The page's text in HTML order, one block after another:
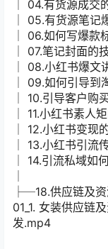
│ 04.有货源成交
│ 05.有货源笔记
│ 06.如何写爆款
│ 07.笔记封面的
│ 08.小红书爆文
│ 09.如何引导到
│ 10.引导客户购
│ 11.小红书素人
│ 12.小红书变现
│ 13.小红书引流
│ 14.引流私域如
├─18.供应链及
01_1. 女装供应链
发.mp4